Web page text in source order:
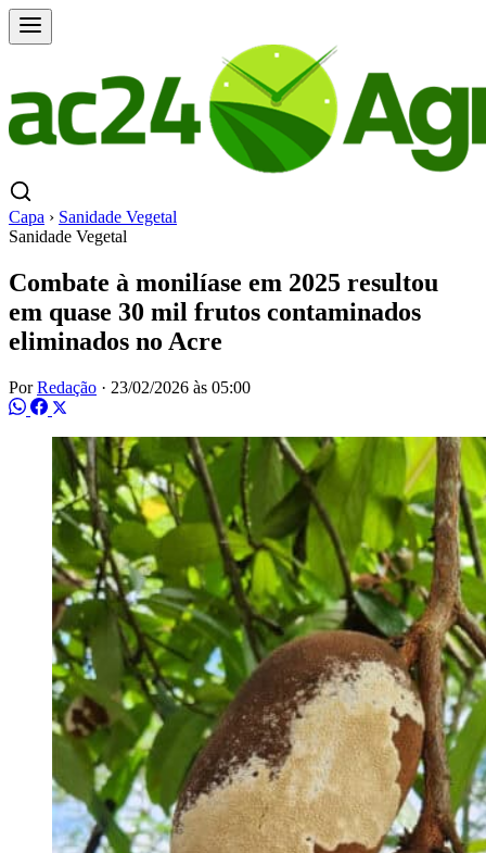
Capa › Sanidade Vegetal
Sanidade Vegetal
Combate à monilíase em 2025 resultou
em quase 30 mil frutos contaminados
eliminados no Acre
PorRedação · 23/02/2026 às 05:00